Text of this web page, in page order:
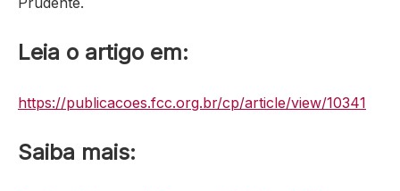
Leia o artigo em:
https://publicacoes.fcc.org.br/cp/article/view/10341
Saiba mais: